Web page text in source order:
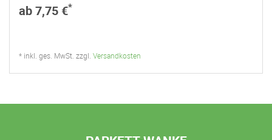
ab 7,75 €*
* inkl. ges. MwSt. zzgl. Versandkosten